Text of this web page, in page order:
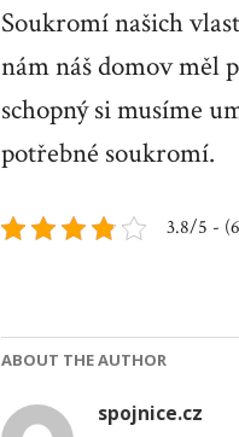
Soukromí našich
nám náš domov měl
schopný si musíme
potřebné soukromí.
3.8/5 -
ABOUT THE AUTHOR
spojnice.cz